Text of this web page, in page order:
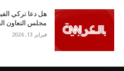
هل دعا تركي
مجلس التعاون
فبراير 13, 2026